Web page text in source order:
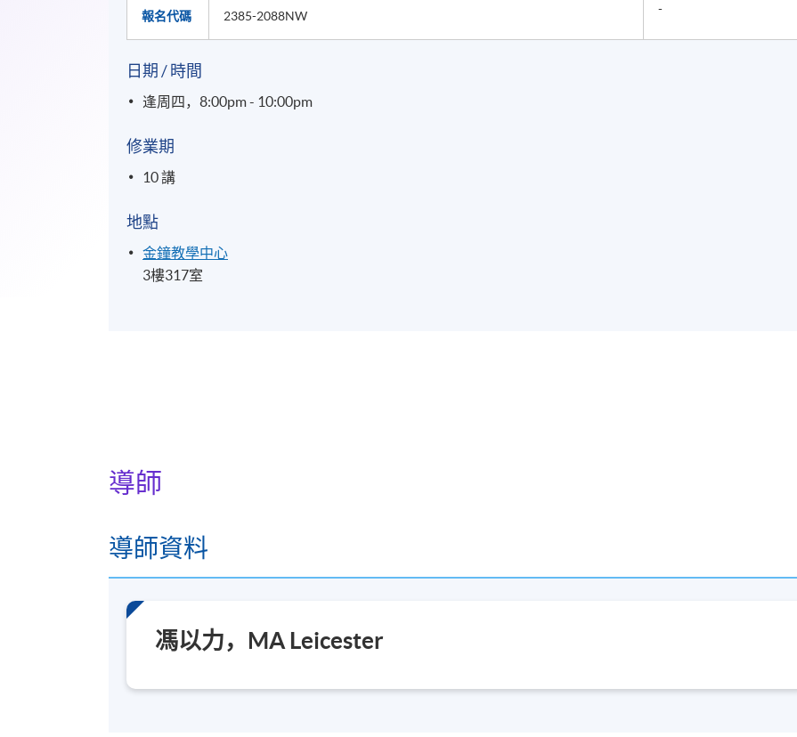
報名代碼 2385-2088NW -
日期 / 時間
逢周四，8:00pm - 10:00pm
修業期
10 講
地點
金鐘教學中心
3樓317室
導師
導師資料
馮以力，MA Leicester